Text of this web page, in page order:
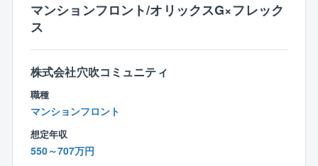
務と内勤のデスクワーク(書類作成、各種手配・調整等)
は半々程度の割合です。
また担当物件数を10棟程度に設定し1人当たりの担当物
件数を抑えることで、その分きめ細かい対応を行って
います。
【就業環境】
完全週休2日制で原則は土曜、日曜、祝日がお休みで
す。
マンションフロント/オリックスG×フレック
ス
株式会社穴吹コミュニティ
職種
マンションフロント
想定年収
550～707万円